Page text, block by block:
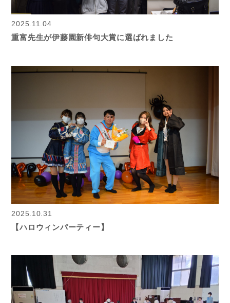
2025.11.04
重富先生が伊藤園新俳句大賞に選ばれました
2025.10.31
【ハロウィンパーティー】